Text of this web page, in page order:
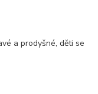
a prodyšné, děti se